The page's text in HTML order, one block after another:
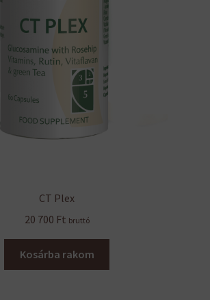
CT Plex
20 700 Ft bruttó
Kosárba rakom